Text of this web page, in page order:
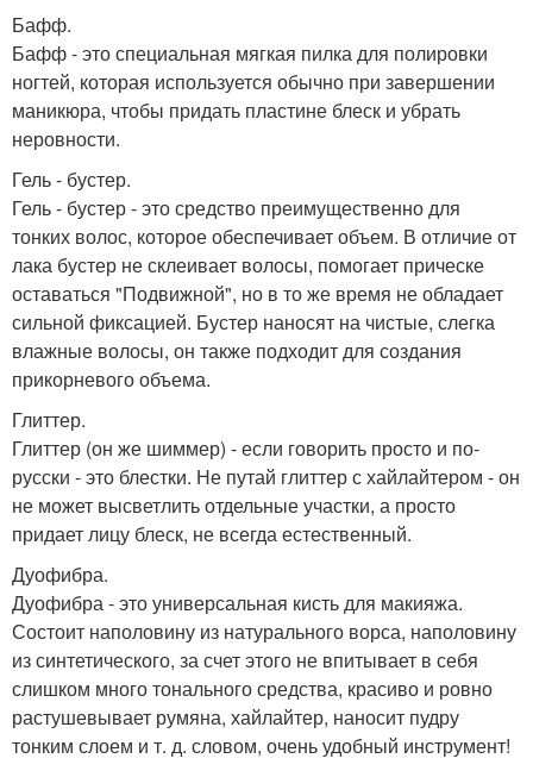
Бафф.
Бафф - это специальная мягкая пилка для полировки
ногтей, которая используется обычно при завершении
маникюра, чтобы придать пластине блеск и убрать
неровности.
Гель - бустер.
Гель - бустер - это средство преимущественно для
тонких волос, которое обеспечивает объем. В отличие от
лака бустер не склеивает волосы, помогает прическе
оставаться "Подвижной", но в то же время не обладает
сильной фиксацией. Бустер наносят на чистые, слегка
влажные волосы, он также подходит для создания
прикорневого объема.
Глиттер.
Глиттер (он же шиммер) - если говорить просто и по-
русски - это блестки. Не путай глиттер с хайлайтером - он
не может высветлить отдельные участки, а просто
придает лицу блеск, не всегда естественный.
Дуофибра.
Дуофибра - это универсальная кисть для макияжа.
Состоит наполовину из натурального ворса, наполовину
из синтетического, за счет этого не впитывает в себя
слишком много тонального средства, красиво и ровно
растушевывает румяна, хайлайтер, наносит пудру
тонким слоем и т. д. словом, очень удобный инструмент!